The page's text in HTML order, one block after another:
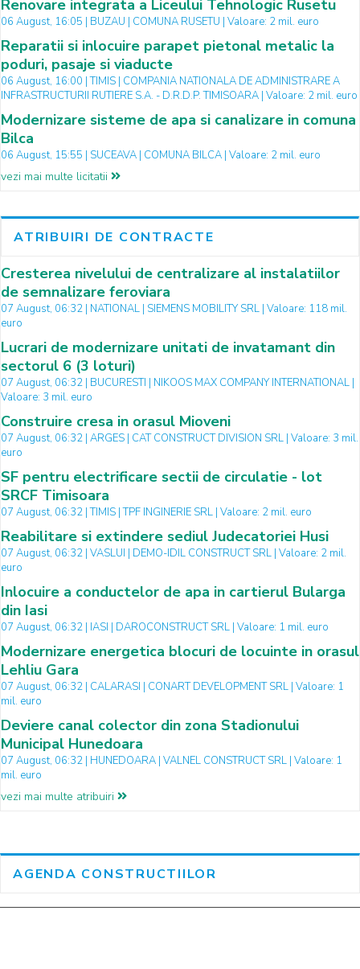
Renovare integrata a Liceului Tehnologic Rusetu
06 August, 16:05 | BUZAU | COMUNA RUSETU | Valoare: 2 mil. euro
Reparatii si inlocuire parapet pietonal metalic la
poduri, pasaje si viaducte
06 August, 16:00 | TIMIS | COMPANIA NATIONALA DE ADMINISTRARE A
INFRASTRUCTURII RUTIERE S.A. - D.R.D.P. TIMISOARA | Valoare: 2 mil. euro
Modernizare sisteme de apa si canalizare in comuna
Bilca
06 August, 15:55 | SUCEAVA | COMUNA BILCA | Valoare: 2 mil. euro
vezi mai multe licitatii
ATRIBUIRI DE CONTRACTE
Cresterea nivelului de centralizare al instalatiilor
de semnalizare feroviara
07 August, 06:32 | NATIONAL | SIEMENS MOBILITY SRL | Valoare: 118 mil.
euro
Lucrari de modernizare unitati de invatamant din
sectorul 6 (3 loturi)
07 August, 06:32 | BUCURESTI | NIKOOS MAX COMPANY INTERNATIONAL |
Valoare: 3 mil. euro
Construire cresa in orasul Mioveni
07 August, 06:32 | ARGES | CAT CONSTRUCT DIVISION SRL | Valoare: 3 mil.
euro
SF pentru electrificare sectii de circulatie - lot
SRCF Timisoara
07 August, 06:32 | TIMIS | TPF INGINERIE SRL | Valoare: 2 mil. euro
Reabilitare si extindere sediul Judecatoriei Husi
07 August, 06:32 | VASLUI | DEMO-IDIL CONSTRUCT SRL | Valoare: 2 mil.
euro
Inlocuire a conductelor de apa in cartierul Bularga
din Iasi
07 August, 06:32 | IASI | DAROCONSTRUCT SRL | Valoare: 1 mil. euro
Modernizare energetica blocuri de locuinte in orasul
Lehliu Gara
07 August, 06:32 | CALARASI | CONART DEVELOPMENT SRL | Valoare: 1
mil. euro
Deviere canal colector din zona Stadionului
Municipal Hunedoara
07 August, 06:32 | HUNEDOARA | VALNEL CONSTRUCT SRL | Valoare: 1
mil. euro
vezi mai multe atribuiri
AGENDA CONSTRUCTIILOR